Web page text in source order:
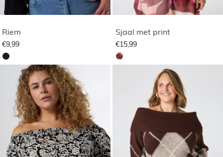
Riem
€9,99
Sjaal met print
€15,99